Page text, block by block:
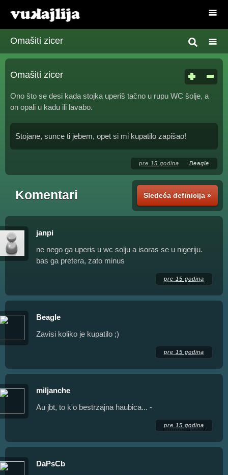
Omašiti zicer
Omašiti zicer
Ono što se desi kada stojka uperiš tačno u rupu WC šolje, a
on opali u kadu ili lavabo.
Stojane, sunce ti jebem, opet si mi kupatilo zapišao!
pre 15 godina Beagle
Sledeća definicija »
Komentari
janpi
ne nego ga uperis u wc solju a isoras se u nigeriju.
bas ga pretera, zato minus
pre 15 godina
Beagle
Zavisi koliko je kupatilo ;)
pre 15 godina
miljanche
Au jbt, to k'o bestrzajna haubica... -
pre 15 godina
DaPsCb